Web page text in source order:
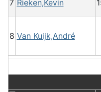
7 Rieken,Kevin
8 Van Kuijk,André